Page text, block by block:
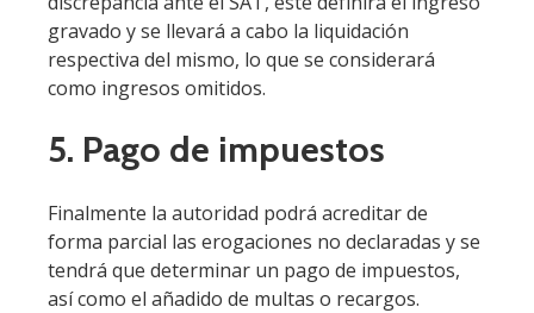
gravado y se llevará a cabo la liquidación
respectiva del mismo, lo que se considerará
como ingresos omitidos.
5. Pago de impuestos
Finalmente la autoridad podrá acreditar de
forma parcial las erogaciones no declaradas y se
tendrá que determinar un pago de impuestos,
así como el añadido de multas o recargos.